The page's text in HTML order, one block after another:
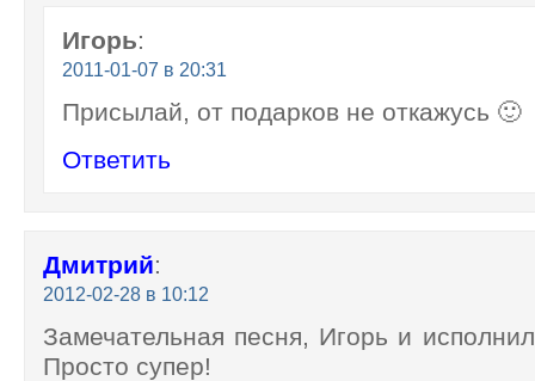
Игорь:
2011-01-07 в 20:31
Присылай, от подарков не откажусь 🙂
Ответить
Дмитрий:
2012-02-28 в 10:12
Замечательная песня, Игорь и
Просто супер!